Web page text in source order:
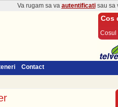
Va rugam sa va autentificatisau sa
Cos
Cosul
Contact